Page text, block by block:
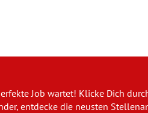
Job wartet! Klicke Dich
entdecke die neusten
Blog